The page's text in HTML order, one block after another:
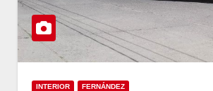
INTERIOR FERNÁNDEZ